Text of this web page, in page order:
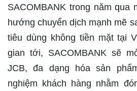
SACOMBANK trong năm qua
hướng chuyển dịch mạnh mẽ
tiêu dùng không tiền mặt tại
gian tới, SACOMBANK sẽ
JCB, đa dạng hóa sản
nghiệm khách hàng nhằm